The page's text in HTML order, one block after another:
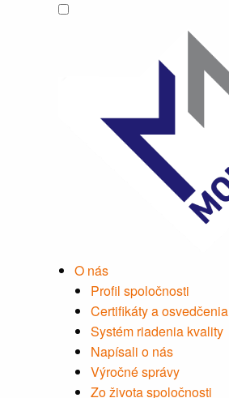
O nás
Profil spoločnosti
Certifikáty a osvedčenia
Systém riadenia kvality
Napísali o nás
Výročné správy
Zo života spoločnosti